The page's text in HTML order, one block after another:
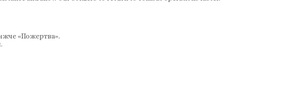
«Пожертва».